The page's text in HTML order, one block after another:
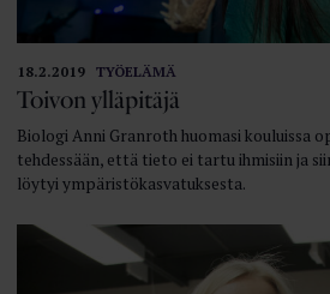
18.2.2019 TYÖELÄMÄ
Toivon ylläpitäjä
Biologi Anni Granroth huomasi kouluissa
tehdessään, että tieto ei tartu ihmisiin ja
löytyi ympäristökasvatuksesta.